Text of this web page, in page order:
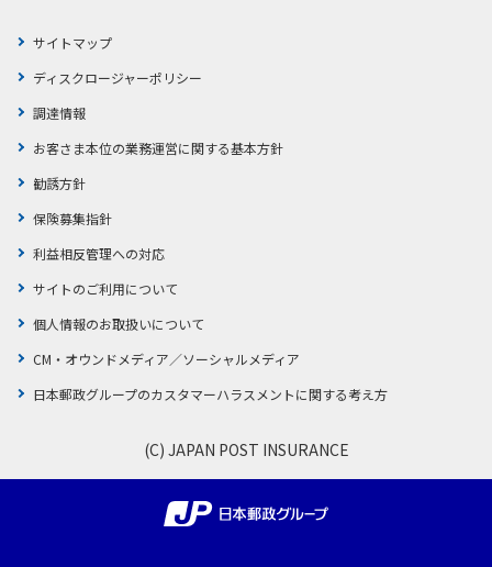
サイトマップ
ディスクロージャーポリシー
調達情報
お客さま本位の業務運営に関する基本方針
勧誘方針
保険募集指針
利益相反管理への対応
サイトのご利用について
個人情報のお取扱いについて
CM・オウンドメディア／ソーシャルメディア
日本郵政グループのカスタマーハラスメントに関する考え方
(C) JAPAN POST INSURANCE